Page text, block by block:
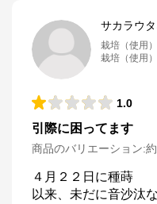
サカラウ
栽培（使用
栽培（使用
1.0
引際に困ってます
商品のバリエーション:
４月２２日に種蒔
以来、未だに音沙汰